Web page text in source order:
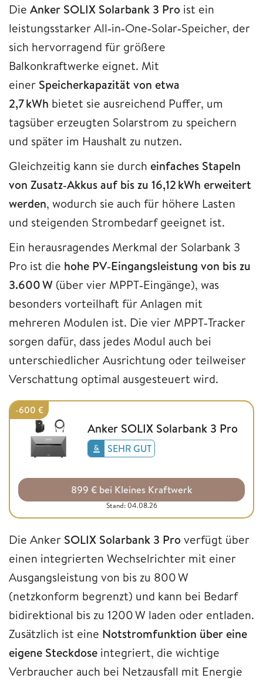
Die Anker SOLIX Solarbank 3 Pro ist ein
leistungsstarker All‑in‑One‑Solar‑Speicher, der
sich hervorragend für größere
Balkonkraftwerke eignet. Mit
einer Speicherkapazität von etwa
2,7 kWh bietet sie ausreichend Puffer, um
tagsüber erzeugten Solarstrom zu speichern
und später im Haushalt zu nutzen.
Gleichzeitig kann sie durch einfaches Stapeln
von Zusatz‑Akkus auf bis zu 16,12 kWh erweitert
werden, wodurch sie auch für höhere Lasten
und steigenden Strombedarf geeignet ist.
Ein herausragendes Merkmal der Solarbank 3
Pro ist die hohe PV‑Eingangsleistung von bis zu
3.600 W (über vier MPPT‑Eingänge), was
besonders vorteilhaft für Anlagen mit
mehreren Modulen ist. Die vier MPPT‑Tracker
sorgen dafür, dass jedes Modul auch bei
unterschiedlicher Ausrichtung oder teilweiser
Verschattung optimal ausgesteuert wird.
-600 €
Anker SOLIX Solarbank 3 Pro
SEHR GUT
899 € bei Kleines Kraftwerk
Stand: 04.08.26
Die Anker SOLIX Solarbank 3 Proverfügt über
einen integrierten Wechselrichter mit einer
Ausgangsleistung von bis zu 800 W
(netzkonform begrenzt) und kann bei Bedarf
bidirektional bis zu 1200 W laden oder entladen.
Zusätzlich ist eine Notstromfunktion über eine
eigene Steckdose integriert, die wichtige
Verbraucher auch bei Netzausfall mit Energie